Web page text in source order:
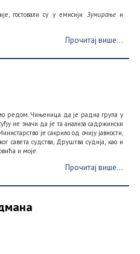
гостовали су у емисији Зумирањеи
Прочитај више...
редом. Чињеница да је радна група у
не значи да је та анализа садржински
је сакрило од очију јавности,
савета судства, Друштва судија, као и
и моје.
Прочитај више...